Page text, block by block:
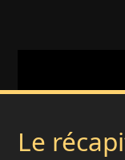
LE SITE
Le